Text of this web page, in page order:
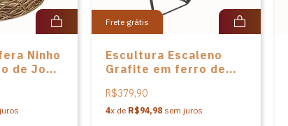
Ninho
de José
Frete grátis
Escultura Escaleno
Grafite em ferro de
Santos
R$379,90
4x de R$94,98sem juros